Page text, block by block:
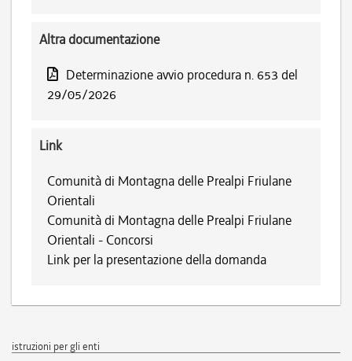
Altra documentazione
Determinazione avvio procedura n. 653 del
29/05/2026
Link
Comunità di Montagna delle Prealpi Friulane
Orientali
Comunità di Montagna delle Prealpi Friulane
Orientali - Concorsi
Link per la presentazione della domanda
istruzioni per gli enti